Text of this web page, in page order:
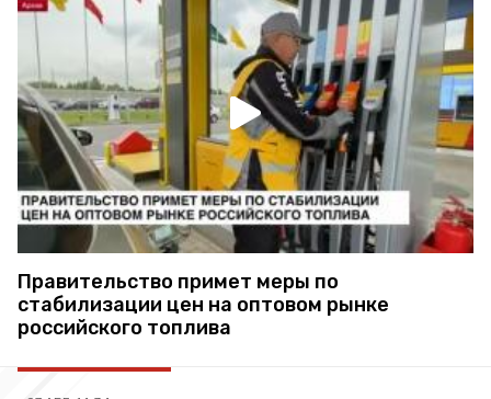
Правительство примет меры по
стабилизации цен на оптовом рынке
российского топлива